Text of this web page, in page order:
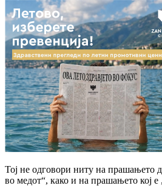
Тој не одговори ниту на прашањето
во медот“, како и на прашањето кој